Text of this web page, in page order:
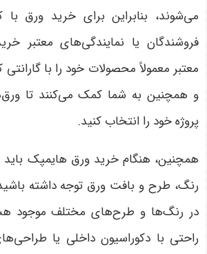
می‌شوند، بنابراین برای خرید ورق با
فروشندگان یا نمایندگی‌های معتبر
معتبر معمولاً محصولات خود را با
و همچنین به شما کمک می‌کنند تا
پروژه خود را انتخاب کنید.
همچنین، هنگام خرید ورق هایمپک باید
رنگ، طرح و بافت ورق توجه داشته
در رنگ‌ها و طرح‌های مختلف موجود
راحتی با دکوراسیون داخلی یا